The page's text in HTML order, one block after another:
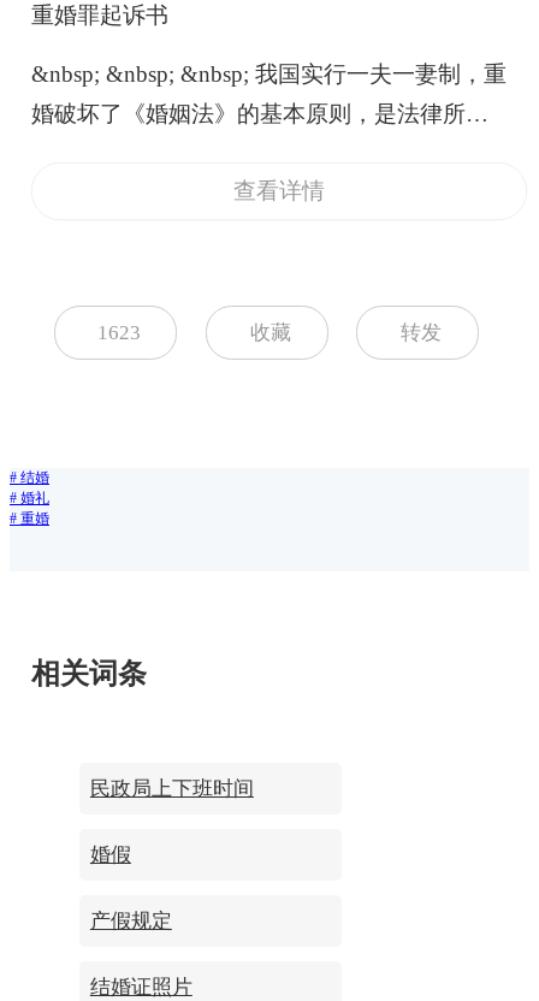
举行了婚礼仪式。从这两个解释，我们可以看
出，在法律和事实上，对于重婚的定义是不一
样的。&nbsp;那么有些人不仅有些疑问了，重
居是两个相爱的人居住在一起，同居期间男女
的婚姻关系。这是构成重婚的前提条件。但是
无效或被撤销，亦不能构成重婚。&nbsp;重婚
重婚罪起诉书
&nbsp; &nbsp; &nbsp; 我国实行一夫一妻制，重
婚破坏了《婚姻法》的基本原则，是法律所禁
任。由于重婚犯罪属于自诉案件，很多时候需
如自诉人的性别、民族、出生年月日以及家庭
住址和身份证号码以及邮政编码、联系方式。
件和诉讼要求，案由和诉讼请求：如被告人XX
犯重婚罪，请求院依照《中华人民共和国刑
时，两人感情较好，但自某年开始，两人感情
称双方为夫妻关系。证明上述事实有各种证人
自己为父亲或母亲等行为。&nbsp; &nbsp; &nbs
p; 在加上请求事项，如依法立案侦查被控告人
责任;依法...
查看详情
1623 收藏 转发
# 结婚
# 婚礼
# 重婚
相关词条
民政局上下班时间
婚假
产假规定
结婚证照片